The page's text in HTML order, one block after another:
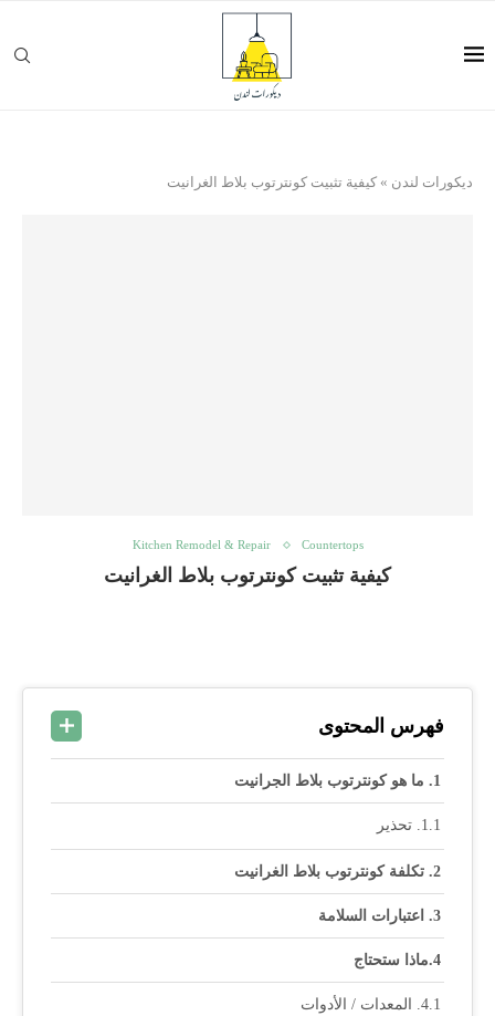
ديكورات لندن » كيفية تثبيت كونترتوب بلاط الغرانيت
Countertops
Kitchen Remodel & Repair
كيفية تثبيت كونترتوب بلاط الغرانيت
فهرس المحتوى
ما هو كونترتوب بلاط الجرانيت
تحذير
تكلفة كونترتوب بلاط الغرانيت
اعتبارات السلامة
ماذا ستحتاج
المعدات / الأدوات